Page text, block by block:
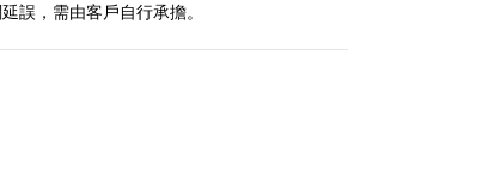
誤，需由客戶自行承擔。